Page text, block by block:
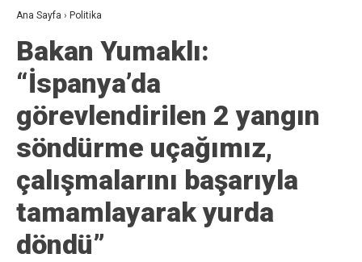
Ana Sayfa › Politika
Bakan Yumaklı:
“İspanya’da
görevlendirilen 2 yangın
söndürme uçağımız,
çalışmalarını başarıyla
tamamlayarak yurda
döndü”